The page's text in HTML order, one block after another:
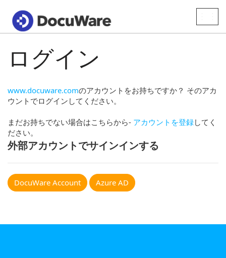
ログイン
www.docuware.comのアカウントをお持ちですか？ そのアカ
ウントでログインしてください。
まだお持ちでない場合はこちらから- アカウントを登録してく
ださい。
外部アカウントでサインインする
DocuWare Account Azure AD